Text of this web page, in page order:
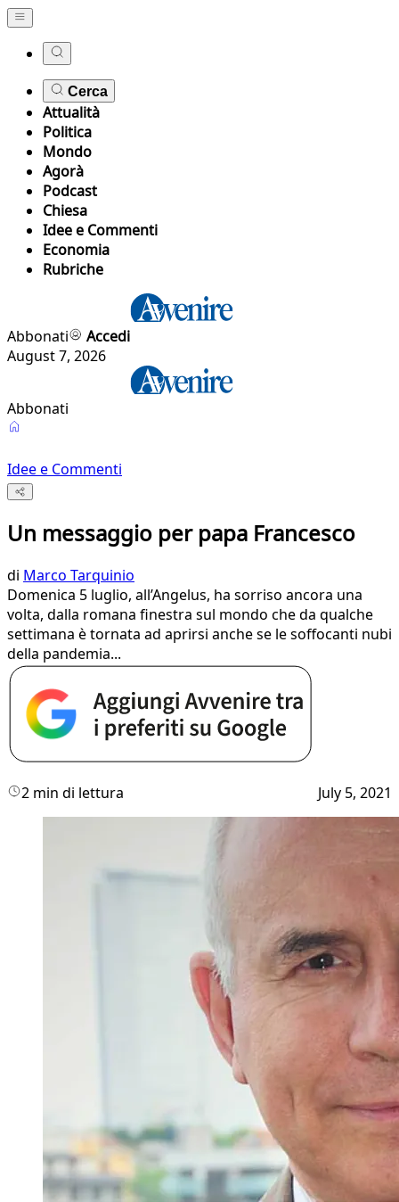
Cerca
Attualità
Politica
Mondo
Agorà
Podcast
Chiesa
Idee e Commenti
Economia
Rubriche
Abbonati
Accedi
August 7, 2026
Abbonati
Idee e Commenti
Un messaggio per papa Francesco
di Marco Tarquinio
Domenica 5 luglio, all’Angelus, ha sorriso ancora una
volta, dalla romana finestra sul mondo che da qualche
settimana è tornata ad aprirsi anche se le soffocanti nubi
della pandemia...
2 min di lettura July 5, 2021